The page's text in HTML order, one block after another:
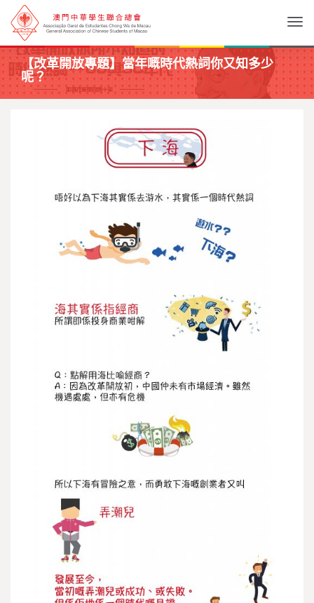
【改革開放專題】當年嘅時代熱詞你又知多少
呢？